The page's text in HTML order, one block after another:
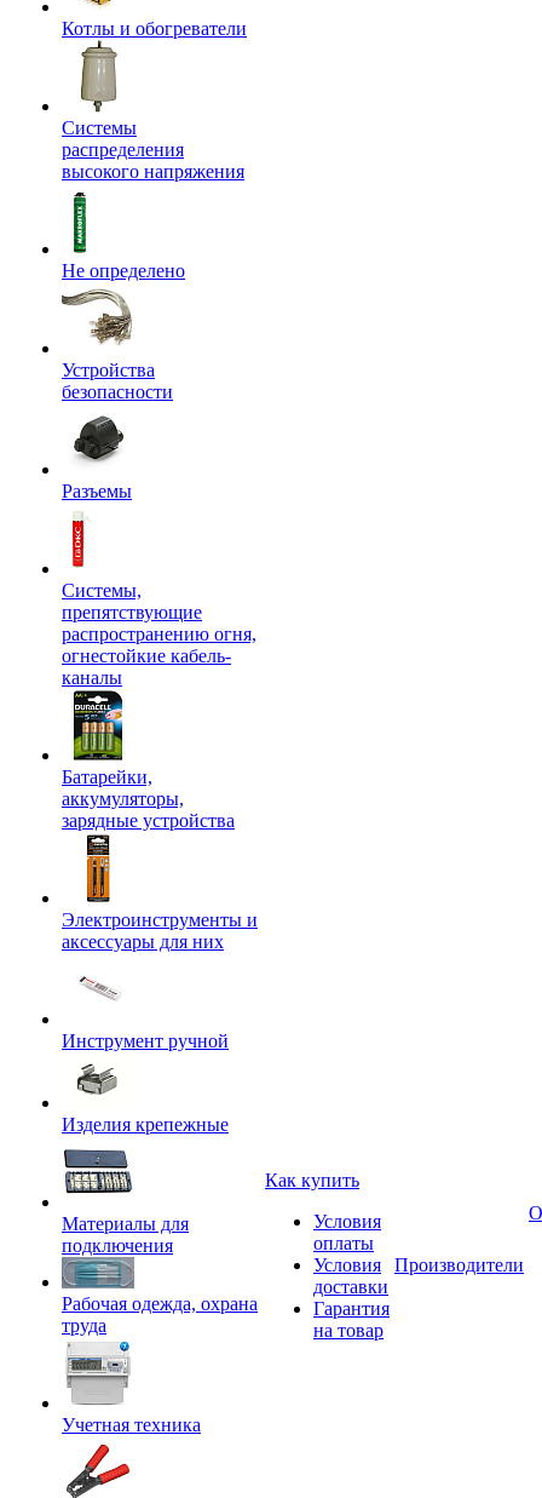
Котлы и обогреватели
Системы
распределения
высокого напряжения
Не определено
Устройства
безопасности
Разъемы
Системы,
препятствующие
распространению огня,
огнестойкие кабель-
каналы
Батарейки,
аккумуляторы,
зарядные устройства
Электроинструменты и
аксессуары для них
Инструмент ручной
Изделия крепежные
Материалы для
подключения
Рабочая одежда, охрана
труда
Учетная техника
Как купить
Условия
оплаты
Условия
доставки
Гарантия
на товар
Производители